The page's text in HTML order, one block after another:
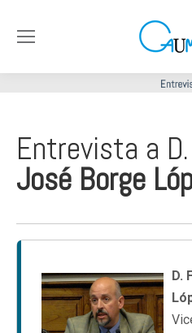
Entrevista a D.
José Borge
D.